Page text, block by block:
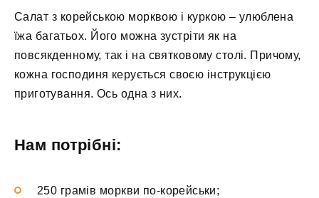
Салат з корейською морквою і куркою – улюблена
їжа багатьох. Його можна зустріти як на
повсякденному, так і на святковому столі. Причому,
кожна господиня керується своєю інструкцією
приготування. Ось одна з них.
Нам потрібні:
250 грамів моркви по-корейськи;